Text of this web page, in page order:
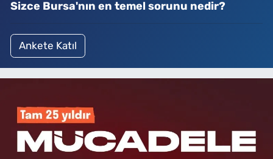
Sizce Bursa'nın en temel sorunu nedir?
Ankete Katıl